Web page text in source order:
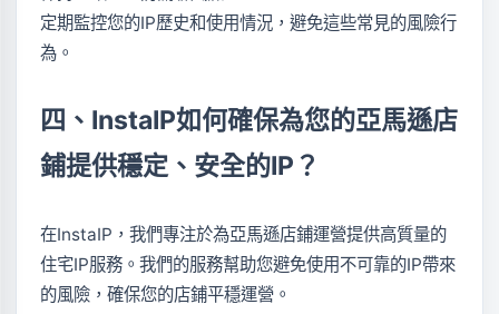
定期監控您的IP歷史和使用情況，避免這些常見的風險行
為。
四、InstaIP如何確保為您的亞馬遜店
鋪提供穩定、安全的IP？
在InstaIP，我們專注於為亞馬遜店鋪運營提供高質量的
住宅IP服務。我們的服務幫助您避免使用不可靠的IP帶來
的風險，確保您的店鋪平穩運營。